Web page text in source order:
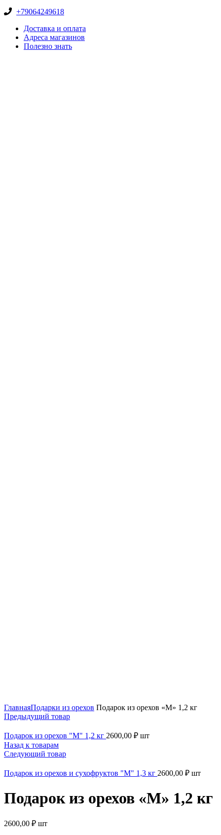
+79064249618
Доставка и оплата
Адреса магазинов
Полезно знать
ГлавнаяПодарки из орехов Подарок из орехов «M» 1,2 кг
Предыдущий товар
Подарок из орехов "M" 1,2 кг 2600,00 ₽ шт
Назад к товарам
Следующий товар
Подарок из орехов и сухофруктов "M" 1,3 кг 2600,00 ₽ шт
Подарок из орехов «M» 1,2 кг
2600,00 ₽ шт